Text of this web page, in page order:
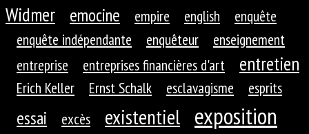
Widmer
emocine empire english
enquête
enquête indépendante
enquêteur
enseignement
entreprise
entreprises financières d'art entretien
Erich Keller Ernst Schalk esclavagisme esprits
essai excès existentiel exposition